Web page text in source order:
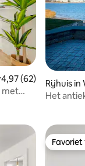
4,97 (62)
met
Rijhuis in
Het